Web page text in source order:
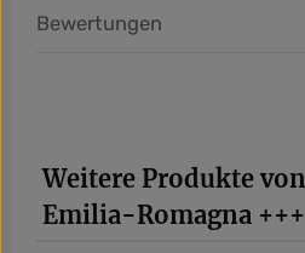
Bewertungen
Produktgalerie überspringen
Weitere Produkte
Emilia-Romagna